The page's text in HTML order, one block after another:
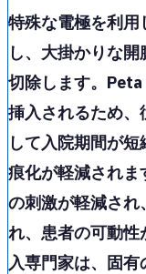
特殊な電極を利用
し、大掛かりな
切除します。Peta
挿入されるため
して入院期間が短
痕化が軽減されま
の刺激が軽減され
れ、患者の可動性
入専門家は、固